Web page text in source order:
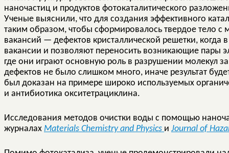
наночастиц и продуктов фотокаталитического
Ученые выяснили, что для создания эффективного
таким образом, чтобы сформировалось твердое тело
вакансий — дефектов кристаллической решетки,
вакансии и позволяют переносить возникающие пары
где они играют основную роль в разрушении молекул
дефектов не было слишком много, иначе результат
был доказан на примере широко используемых
и антибиотика окситетрациклина.
Исследования методов очистки воды с помощью
журналах Materials Chemistry and Physics и Journal of